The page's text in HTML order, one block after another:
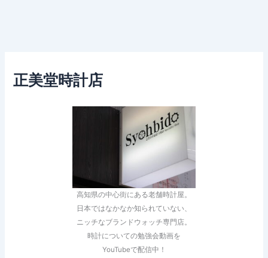
正美堂時計店
高知県の中心街にある老舗時計屋。
日本ではなかなか知られていない、
ニッチなブランドウォッチ専門店。
時計についての勉強会動画を
YouTubeで配信中！